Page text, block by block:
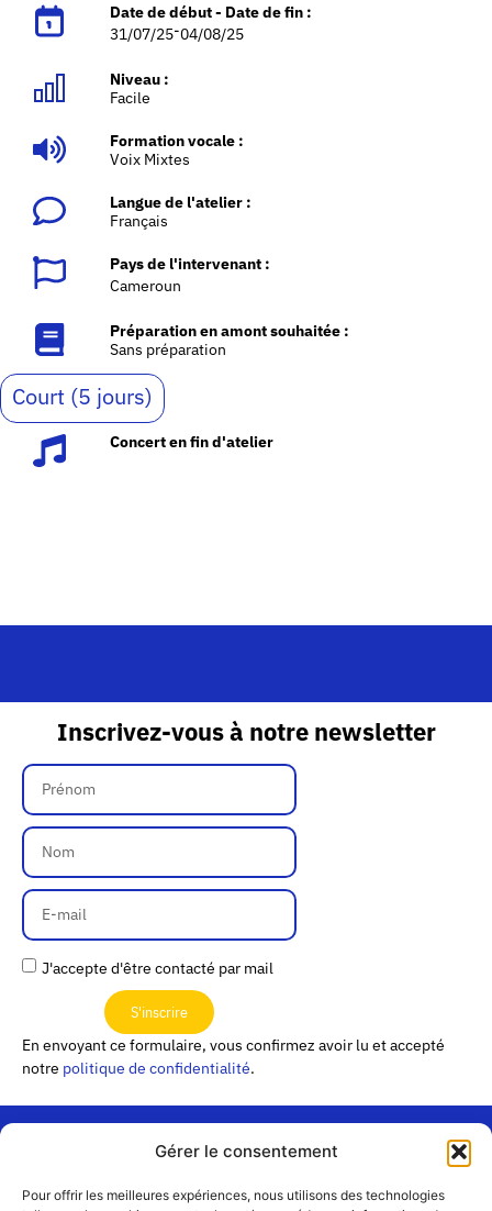
Gérer le consentement
Pour offrir les meilleures expériences, nous utilisons des technologies
Date de début - Date de fin :
31/07/25-04/08/25
Niveau :
Facile
Formation vocale :
Voix Mixtes
Langue de l'atelier :
Français
Pays de l'intervenant :
Cameroun
Préparation en amont souhaitée :
Sans préparation
Court (5 jours)
Concert en fin d'atelier
Inscrivez-vous à notre newsletter
J'accepte d'être contacté par mail
S'inscrire
En envoyant ce formulaire, vous confirmez avoir lu et accepté
notre politique de confidentialité.
« Les